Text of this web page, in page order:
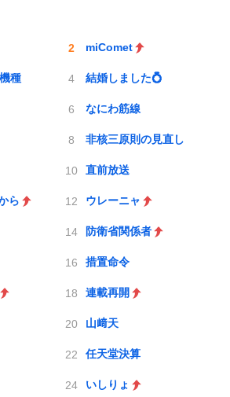
miComet
種 結婚しました💍
なにわ筋線
非核三原則の見直し
直前放送
ら ウレーニャ
防衛省関係者
措置命令
連載再開
山﨑天
任天堂決算
いしりょ